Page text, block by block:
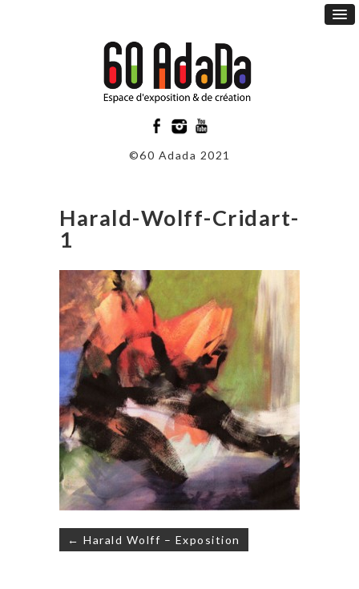
©60 Adada 2021
Harald-Wolff-Cridart-
1
Navigation
de
← Harald Wolff – Exposition